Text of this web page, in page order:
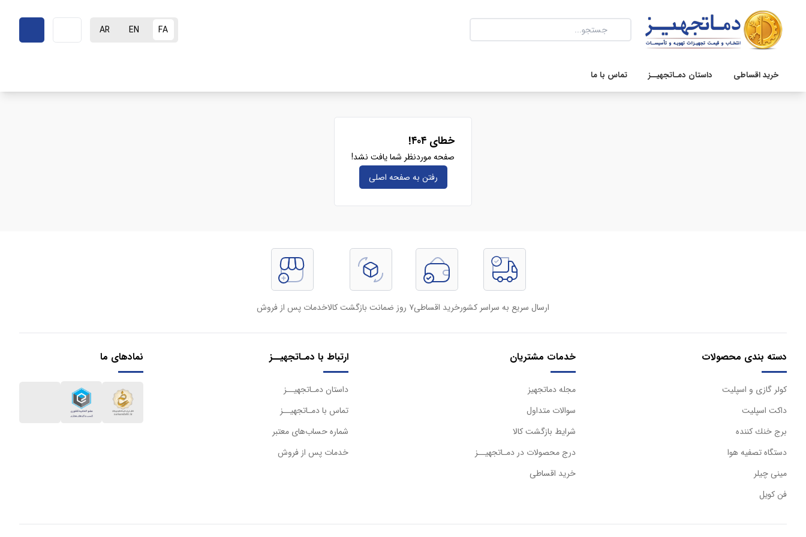
FA
EN
AR
خرید اقساطی داستان دمـاتجهیــز تماس با ما
خطای ۴۰۴!
صفحه موردنظر شما یافت نشد!
رفتن به صفحه‌ اصلی
ارسال سریع به سراسر کشورخرید اقساطی۷ روز ضمانت بازگشت کالا خدمات پس از فروش
دسته بندی محصولات
كولر گازی و اسپليت
داكت اسپليت
برج خنك كننده
دستگاه تصفيه هوا
مینی چیلر
فن کویل
خدمات مشتریان
مجله دماتجهیز
سوالات متداول
شرایط بازگشت کالا
درج محصولات در دمـاتجهیــز
خرید اقساطی
ارتباط با دمـاتجهیــز
داستان دمـاتجهیــز
تماس با دمـاتجهیــز
شماره حساب‌های معتبر
خدمات پس از فروش
نمادهای ما